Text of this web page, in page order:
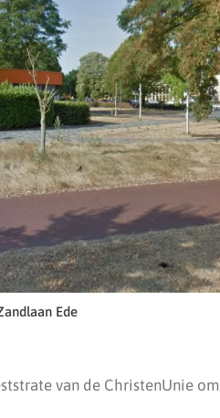
Ede
van de ChristenUnie om